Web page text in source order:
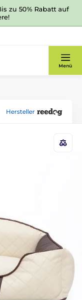
zu 50% Rabatt auf
Menü
Hersteller